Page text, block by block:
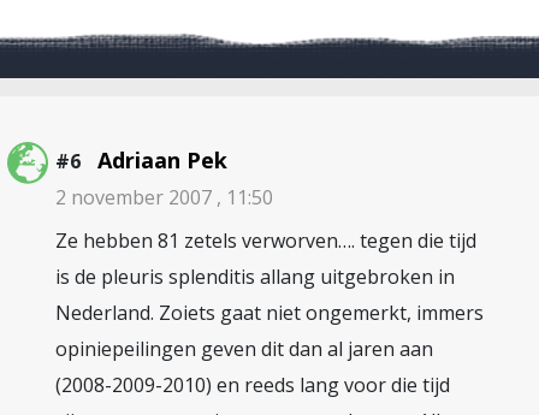
#6 Adriaan Pek
2 november 2007 , 11:50
Ze hebben 81 zetels verworven…. tegen die tijd
is de pleuris splenditis allang uitgebroken in
Nederland. Zoiets gaat niet ongemerkt, immers
opiniepeilingen geven dit dan al jaren aan
(2008-2009-2010) en reeds lang voor die tijd